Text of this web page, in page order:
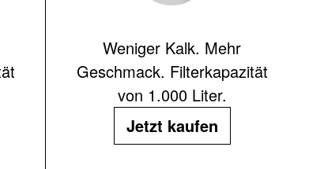
Weniger Kalk. Mehr
Geschmack. Filterkapazität
von 1.000 Liter.
Jetzt kaufen